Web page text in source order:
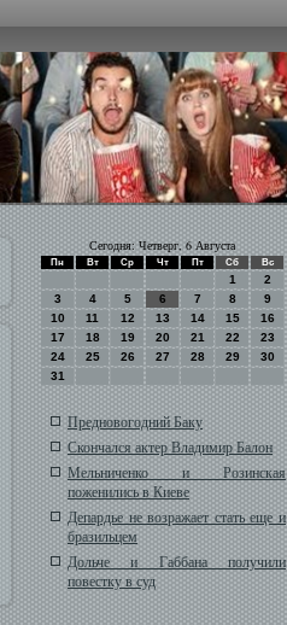
Сегодня: Четверг, 6 Августа
Пн Вт Ср Чт Пт Сб Вс
1
2
3
4 5 6 7 8
9
10
11 12 13 14 15
16
17
18 19 20 21 22
23
24
25 26 27 28 29
30
31
Предновогодний Баку
Скончался актер Владимир Балон
Мельниченко и Розинская
поженились в Киеве
Депардье не возражает стать еще и
бразильцем
Дольче и Габбана получили
повестку в суд